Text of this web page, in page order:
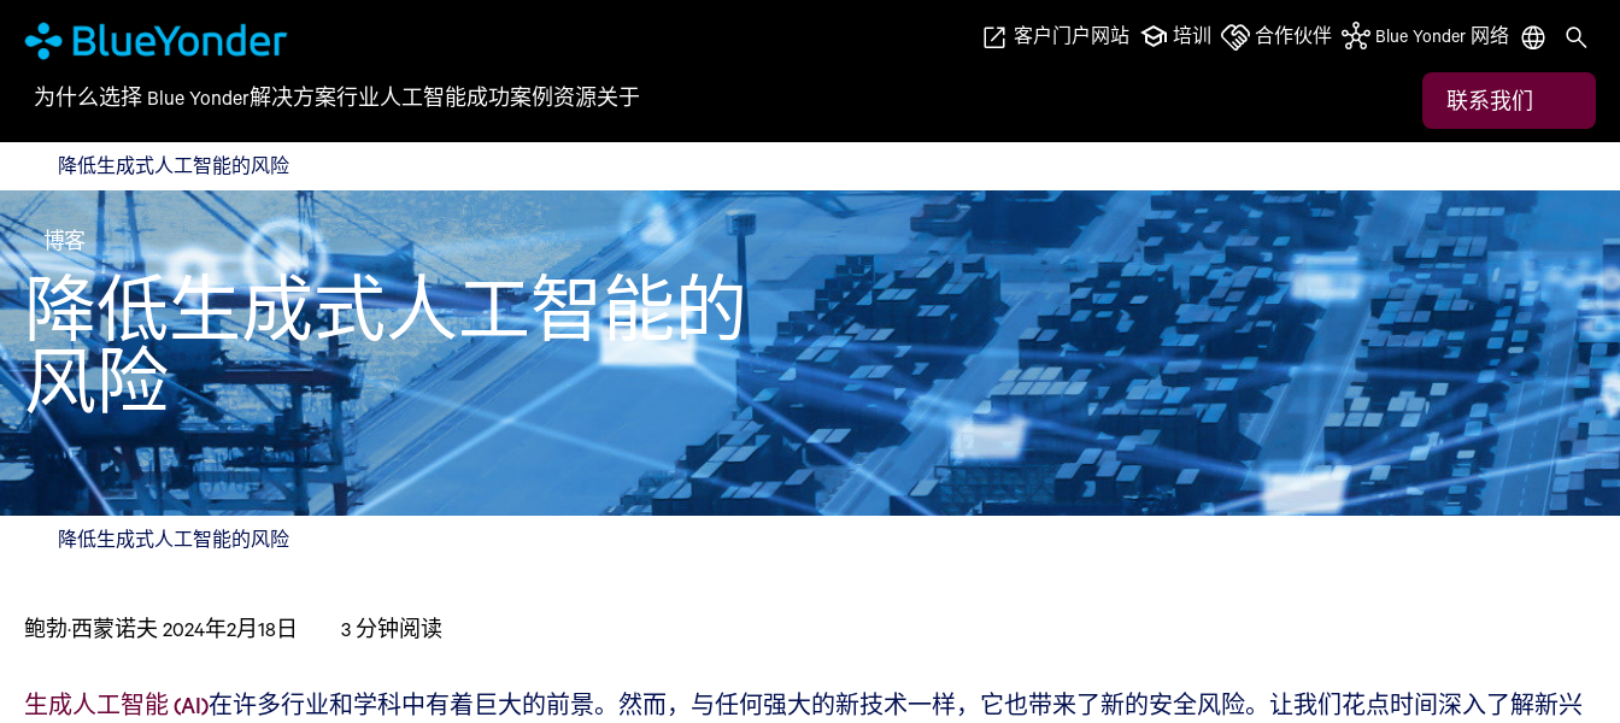
降低生成式人工智能的风险
客户门户网站 培训 合作伙伴 Blue Yonder 网络
为什么选择 Blue Yonder解决方案行业人工智能成功案例 资源关于 联系我们
降低生成式人工智能的风险
博客
降低生成式人工智能的
风险
降低生成式人工智能的风险
鲍勃·西蒙诺夫 2024年2月18日 3 分钟阅读
生成人工智能 (AI)在许多行业和学科中有着巨大的前景。然而，与任何强大的新技术一样，它也带来了新的安全风险。让我们花点时间深入了解新兴